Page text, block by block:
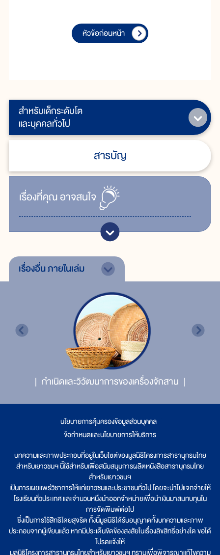
สำหรับเด็กระดับโต
และบุคคลทั่วไป
สารบัญ
เรื่ิองที่คุณอาจสนใจ
หัวข้อก่อนหน้า
เรื่องอื่นภายในเล่ม
กำเนิดและวิวัฒนาการของเครื่องจักสาน
นโยบายการคุ้มครองข้อมูลส่วนบุคคล
ข้อกำหนดและนโยบายการให้บริการ
บทความและภาพประกอบที่อยู่ในเว็บไซต์ของมูลนิธิโครงการสารานุกรมไทย
สำหรับเยาวชนฯ นี้ใช้สำหรับเพื่อสนับสนุนการผลิตหนังสือสารานุกรมไทย
สำหรับเยาวชนฯ
เป็นการเผยแพร่วิชาการให้แก่เยาวชนและประชาชนทั่วไป โดยจะนำไปแจกจ่ายให้
โรงเรียนทั่วประเทศ และจำนวนหนึ่งนำออกจำหน่ายเพื่อนำเงินมาสมทบทุนใน
การจัดพิมพ์ต่อไป
ซึ่งเป็นการใช้สิทธิโดยสุจริต ทั้งนี้มูลนิธิได้รับอนุญาตทั้งบทความและภาพ
ประกอบจากผู้เขียนแล้ว หากมีประเด็นขัดข้องสงสัยในเรื่องลิขสิทธิ์อย่างใด ขอได้
โปรดแจ้งให้